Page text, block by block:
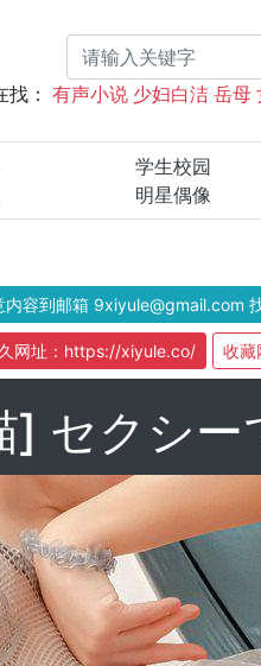
： 有声小说 少妇白洁 岳母
学生校园
明星偶像
内容到邮箱 9xiyule@gmail.com
网址：https://xiyule.co/ 收藏
] セクシー